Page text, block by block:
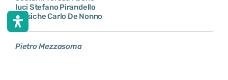
luci Stefano Pirandello
musiche Carlo De Nonno
Pietro Mezzasoma